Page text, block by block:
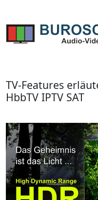
TV-Features
HbbTV IPTV SAT